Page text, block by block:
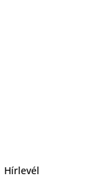
Hírlevél